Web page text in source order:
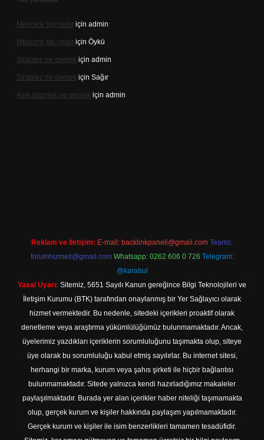
Meşcere tipi nedir için admin
Meşcere tipi nedir için Öykü
Straplez ne demek için admin
Straplez ne demek için Sağır
Azık düzmek ne demek için admin
Reklam ve İletişim: E-mail: backlinkpaneli@gmail.com Teams:
forumhizmeti@gmail.com Whatsapp: 0262 606 0 726 Telegram:
@karabul
Yasal Uyarı: Sitemiz, 5651 Sayılı Kanun gereğince Bilgi Teknolojileri ve
İletişim Kurumu (BTK) tarafından onaylanmış bir Yer Sağlayıcı olarak
hizmet vermektedir. Bu nedenle, sitedeki içerikleri proaktif olarak
denetleme veya araştırma yükümlülüğümüz bulunmamaktadır. Ancak,
üyelerimiz yazdıkları içeriklerin sorumluluğunu taşımakta olup, siteye
üye olarak bu sorumluluğu kabul etmiş sayılırlar. Bu internet sitesi,
herhangi bir marka, kurum veya şahıs şirketi ile hiçbir bağlantısı
bulunmamaktadır. Sitede yalnızca kendi hazırladığımız makaleler
paylaşılmaktadır. Burada yer alan içerikler haber niteliği taşımamakta
olup, gerçek kurum ve kişiler hakkında paylaşım yapılmamaktadır.
Gerçek kurum ve kişiler ile isim benzerlikleri tamamen tesadüfidir.